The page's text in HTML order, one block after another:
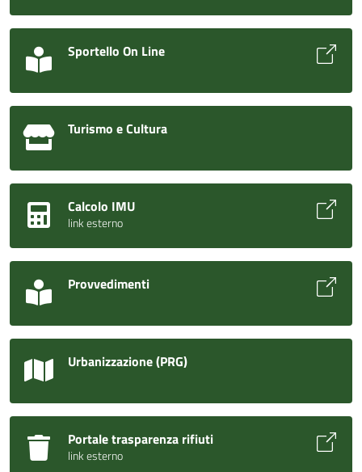
Sportello On Line
Turismo e Cultura
Calcolo IMU
link esterno
Provvedimenti
Urbanizzazione (PRG)
Portale trasparenza rifiuti
link esterno